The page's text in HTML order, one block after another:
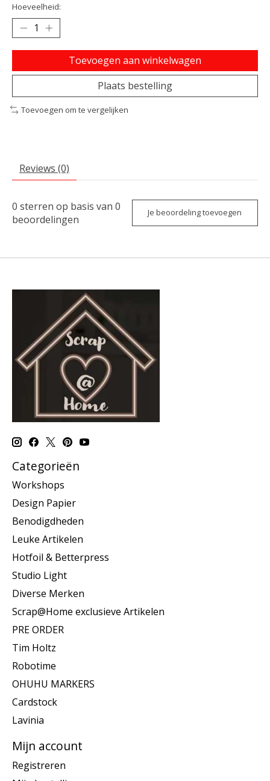
Hoeveelheid:
Toevoegen aan winkelwagen
Plaats bestelling
Toevoegen om te vergelijken
Reviews (0)
0 sterren op basis van 0
beoordelingen
Je beoordeling toevoegen
Categorieën
Workshops
Design Papier
Benodigdheden
Leuke Artikelen
Hotfoil & Betterpress
Studio Light
Diverse Merken
Scrap@Home exclusieve Artikelen
PRE ORDER
Tim Holtz
Robotime
OHUHU MARKERS
Cardstock
Lavinia
Mijn account
Registreren